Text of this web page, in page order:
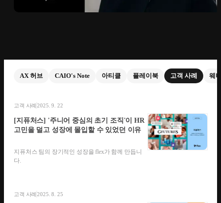
AX 허브 CAIO's Note 아티클 플레이북 고객 사례 웨
고객 사례2025. 9. 22
[지퓨처스] '주니어 중심의 초기 조직'이 HR
고민을 덜고 성장에 몰입할 수 있었던 이유
지퓨처스 팀의 장기적인 성장을 flex가 함께 만듭니
다.
고객 사례2025. 8. 25